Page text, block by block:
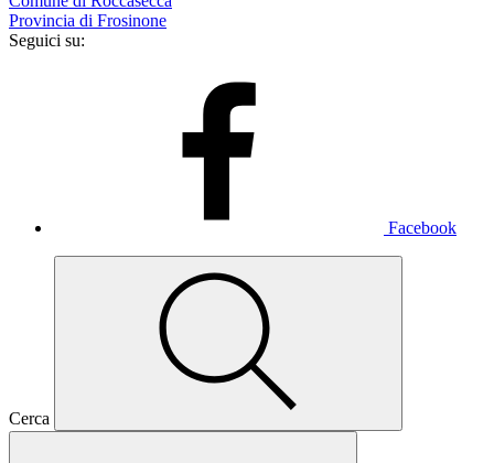
Provincia di Frosinone
Seguici su:
Facebook
Cerca